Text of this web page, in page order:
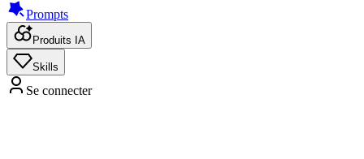
Prompts
Produits IA
Skills
Se connecter